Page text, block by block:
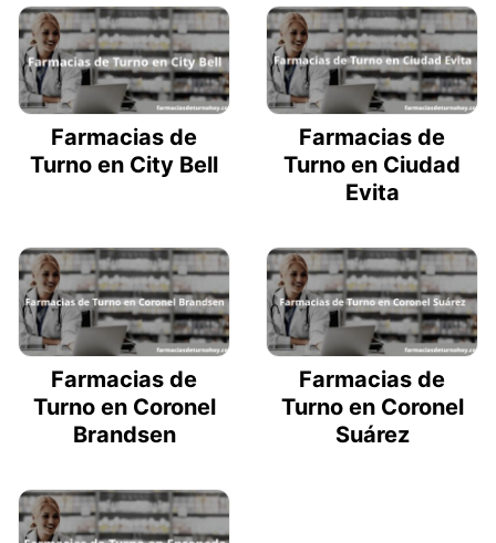
Farmacias de
Turno en City Bell
Farmacias de
Turno en Ciudad
Evita
Farmacias de
Turno en Coronel
Brandsen
Farmacias de
Turno en Coronel
Suárez